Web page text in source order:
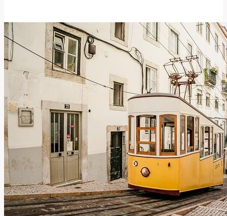
Přeložit
Toto
Slovo?
Anglicko-
Český
Slovník